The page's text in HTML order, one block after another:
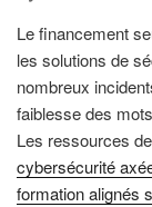
Le financement
les solutions de
nombreux
faiblesse des
Les ressources
cybersécurité
formation alignés